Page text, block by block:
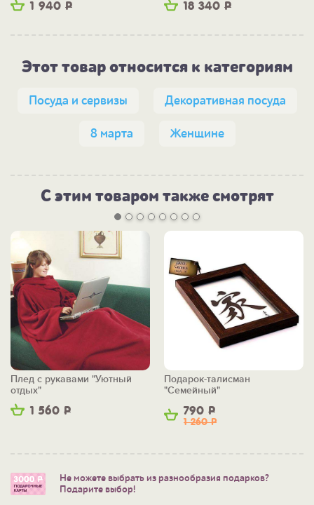
1 940 Р
18 340 Р
Этот товар относится к категориям
Посуда и сервизы Декоративная посуда
8 марта Женщине
С этим товаром также смотрят
1 560 Р
Плед с рукавами "Уютный
отдых"
790 Р
1 260Р
Подарок-талисман
"Семейный"
Не можете выбрать из разнообразия подарков?
Подарите выбор!